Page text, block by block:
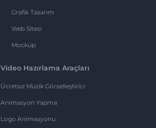
Grafik Tasarım
Web Sitesi
Mockup
Video Hazırlama Araçları
Ücretsiz Müzik Görselleştirici
Animasyon Yapma
Logo Animasyonu